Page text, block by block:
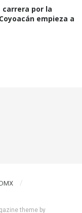
por la
empieza a
theme by